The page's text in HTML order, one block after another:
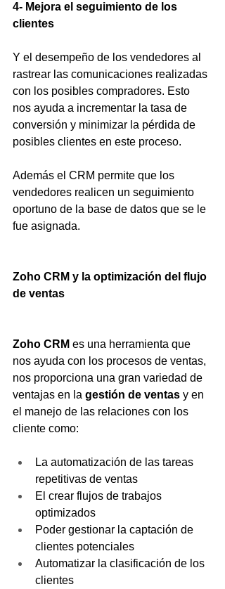
4- Mejora el seguimiento de los
clientes
Y el desempeño de los vendedores al
rastrear las comunicaciones realizadas
con los posibles compradores. Esto
nos ayuda a incrementar la tasa de
conversión y minimizar la pérdida de
posibles clientes en este proceso.
Además el CRM permite que los
vendedores realicen un seguimiento
oportuno de la base de datos que se le
fue asignada.
Zoho CRM y la optimización del flujo
de ventas
Zoho CRM es una herramienta que
nos ayuda con los procesos de ventas,
nos proporciona una gran variedad de
ventajas en la gestión de ventas y en
el manejo de las relaciones con los
cliente como:
La automatización de las tareas
repetitivas de ventas
El crear flujos de trabajos
optimizados
Poder gestionar la captación de
clientes potenciales
Automatizar la clasificación de los
clientes